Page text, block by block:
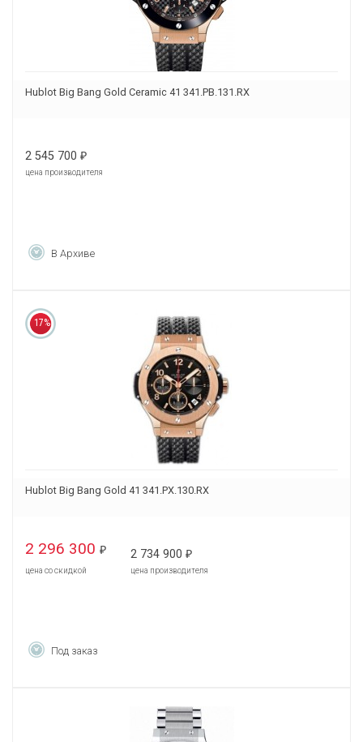
Hublot Big Bang Gold Ceramic 41 341.PB.131.RX
2 545 700 ₽
цена производителя
В Архиве
17%
Hublot Big Bang Gold 41 341.PX.130.RX
2 296 300 ₽
цена со скидкой
2 734 900 ₽
цена производителя
Под заказ